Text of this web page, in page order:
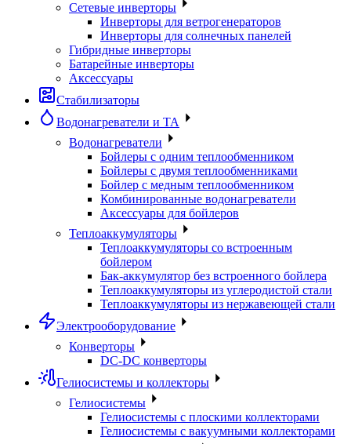
Сетевые инверторы
Инверторы для ветрогенераторов
Инверторы для солнечных панелей
Гибридные инверторы
Батарейные инверторы
Аксессуары
Стабилизаторы
Водонагреватели и ТА
Водонагреватели
Бойлеры с одним теплообменником
Бойлеры с двумя теплообменниками
Бойлер с медным теплообменником
Комбинированные водонагреватели
Аксессуары для бойлеров
Теплоаккумуляторы
Теплоаккумуляторы со встроенным
бойлером
Бак-аккумулятор без встроенного бойлера
Теплоаккумуляторы из углеродистой стали
Теплоаккумуляторы из нержавеющей стали
Электрооборудование
Конверторы
DC-DC конверторы
Гелиосистемы и коллекторы
Гелиосистемы
Гелиосистемы с плоскими коллекторами
Гелиосистемы с вакуумными коллекторами